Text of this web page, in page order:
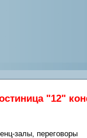
"12"
залы, переговоры